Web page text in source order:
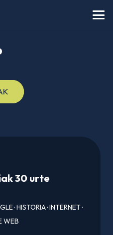
30 urte
·HISTORIA·INTERNET·
WEB